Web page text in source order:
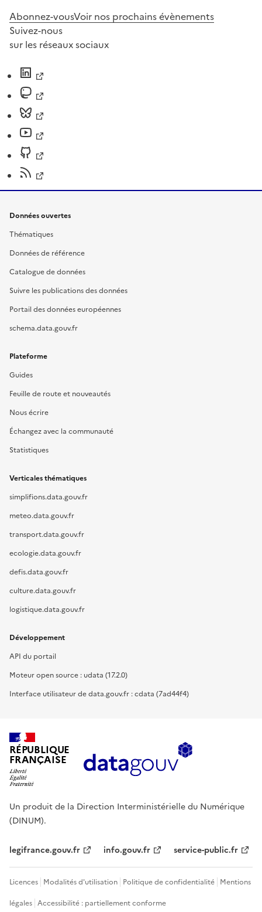
Abonnez-vousVoir nos prochains évènements
Suivez-nous
sur les réseaux sociaux
Données ouvertes
Thématiques
Données de référence
Catalogue de données
Suivre les publications des données
Portail des données européennes
schema.data.gouv.fr
Plateforme
Guides
Feuille de route et nouveautés
Nous écrire
Échangez avec la communauté
Statistiques
Verticales thématiques
simplifions.data.gouv.fr
meteo.data.gouv.fr
transport.data.gouv.fr
ecologie.data.gouv.fr
defis.data.gouv.fr
culture.data.gouv.fr
logistique.data.gouv.fr
Développement
API du portail
Moteur open source : udata (17.2.0)
Interface utilisateur de data.gouv.fr : cdata (7ad44f4)
RÉPUBLIQUE
FRANÇAISE
Un produit de la Direction Interministérielle du Numérique
(DINUM).
legifrance.gouv.fr info.gouv.fr service-public.fr
Licences Modalités d'utilisation Politique de confidentialité Mentions
légales Accessibilité : partiellement conforme